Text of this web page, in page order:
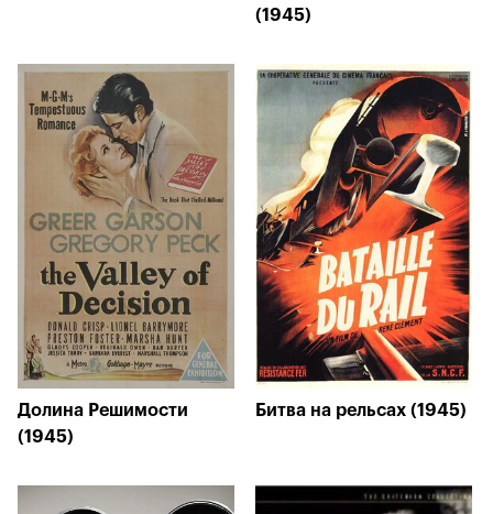
(1945)
Долина Решимости
(1945)
Битва на рельсах (1945)